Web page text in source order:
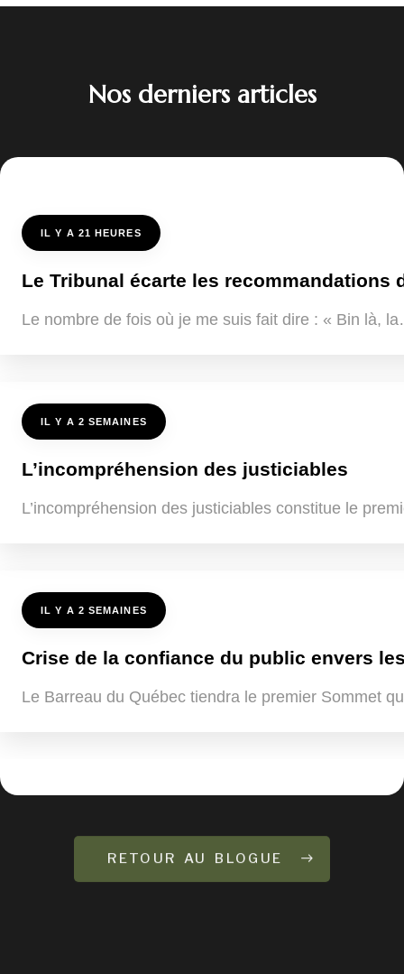
Nos derniers articles
IL Y A 21 HEURES
Le Tribunal écarte les recommandations
Le nombre de fois où je me suis fait dire : « Bin là,
IL Y A 2 SEMAINES
L’incompréhension des justiciables
L’incompréhension des justiciables constitue le
IL Y A 2 SEMAINES
Crise de la confiance du public envers
Le Barreau du Québec tiendra le premier Sommet
RETOUR AU BLOGUE